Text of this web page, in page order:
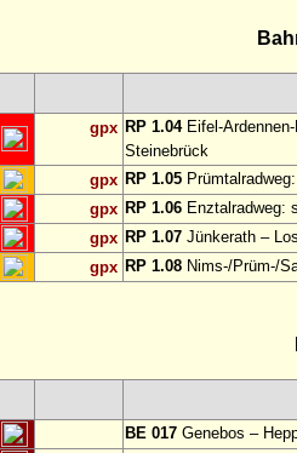
gpx RP 1.04Eifel-
Steinebrück
gpx RP 1.05
gpx RP 1.06 Enztalradweg:
gpx RP 1.07 Jünkerath –
gpx RP 1.08 Nims-/Prüm-/
BE 017 Genebos –